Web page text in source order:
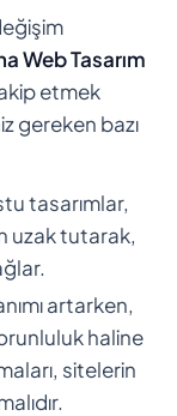
Web Tasarım
etmek
gereken bazı
tasarımlar,
uzak tutarak,
artarken,
haline
sitelerin